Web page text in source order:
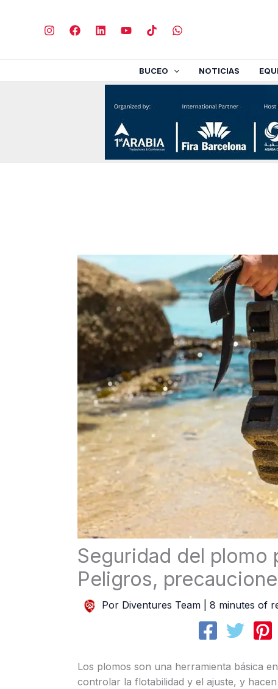
contenido
BUCEO NOTICIAS
Seguridad del plomo
Peligros,
Por Diventures Team 8 minutes of
Los plomos son una herramienta básica
controlar la flotabilidad y el ajuste, y